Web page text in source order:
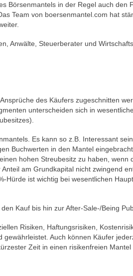
Börsenmantels in der Regel auch
Team von boersenmantel.com hat
Anwälte, Steuerberater und
des Käufers zugeschnitten
unterscheiden sich in
Es kann so z.B. Interessant
Buchwerten in den Mantel
hohen Streubesitz zu haben,
am Grundkapital nicht zwingend
ist wichtig bei wesentlichen
Kauf bis hin zur After-Sale-/Being
Risiken, Haftungsrisiken,
Auch können Käufer
Zeit in einen risikenfreien Mantel